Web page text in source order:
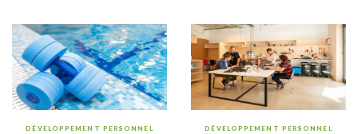
DÉVELOPPEMENT PERSONNEL DÉVELOPPEMENT PERSONNEL